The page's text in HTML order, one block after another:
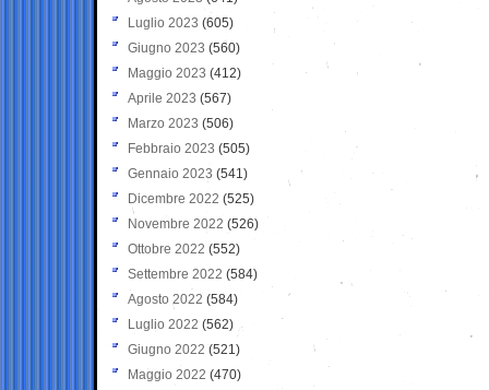
Luglio 2023 (605)
Giugno 2023 (560)
Maggio 2023 (412)
Aprile 2023 (567)
Marzo 2023 (506)
Febbraio 2023 (505)
Gennaio 2023 (541)
Dicembre 2022 (525)
Novembre 2022 (526)
Ottobre 2022 (552)
Settembre 2022 (584)
Agosto 2022 (584)
Luglio 2022 (562)
Giugno 2022 (521)
Maggio 2022 (470)